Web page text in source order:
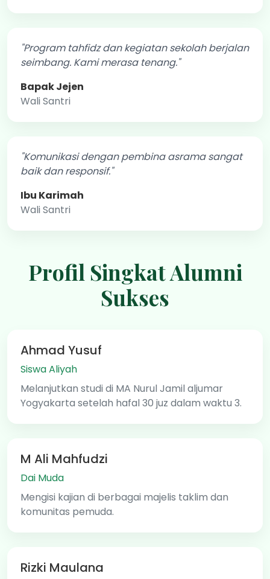
"Program tahfidz dan kegiatan sekolah berjalan
seimbang. Kami merasa tenang."
Bapak Jejen
Wali Santri
"Komunikasi dengan pembina asrama sangat
baik dan responsif."
Ibu Karimah
Wali Santri
Profil Singkat Alumni
Sukses
Ahmad Yusuf
Siswa Aliyah
Melanjutkan studi di MA Nurul Jamil aljumar
Yogyakarta setelah hafal 30 juz dalam waktu 3.
M Ali Mahfudzi
Dai Muda
Mengisi kajian di berbagai majelis taklim dan
komunitas pemuda.
Rizki Maulana